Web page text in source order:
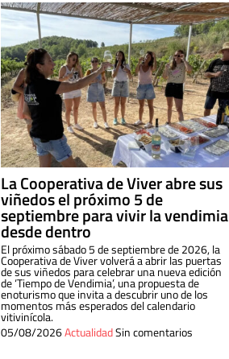
La Cooperativa de Viver abre sus
viñedos el próximo 5 de
septiembre para vivir la vendimia
desde dentro
El próximo sábado 5 de septiembre de 2026, la
Cooperativa de Viver volverá a abrir las puertas
de sus viñedos para celebrar una nueva edición
de ‘Tiempo de Vendimia’, una propuesta de
enoturismo que invita a descubrir uno de los
momentos más esperados del calendario
vitivinícola.
05/08/2026ActualidadSin comentarios